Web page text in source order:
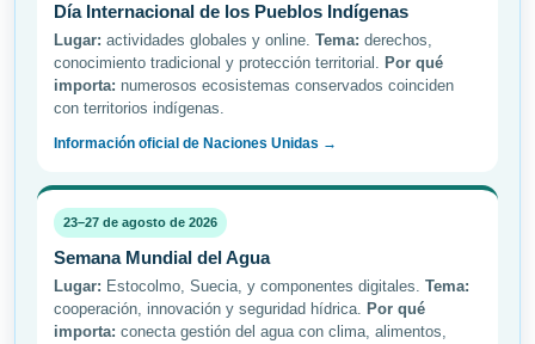
Día Internacional de los Pueblos Indígenas
Lugar: actividades globales y online. Tema: derechos,
conocimiento tradicional y protección territorial. Por qué
importa: numerosos ecosistemas conservados coinciden
con territorios indígenas.
Información oficial de Naciones Unidas →
23–27 de agosto de 2026
Semana Mundial del Agua
Lugar: Estocolmo, Suecia, y componentes digitales. Tema:
cooperación, innovación y seguridad hídrica. Por qué
importa: conecta gestión del agua con clima, alimentos,